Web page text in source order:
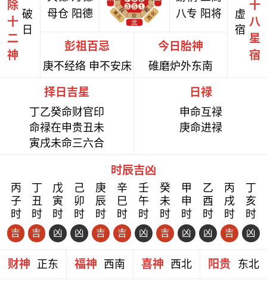
除
十
二
神
破
日
母仓 阳德
八专 阳将
彭祖百忌
庚不经络 申不安床
今日胎神
碓磨炉外东南
虚
宿
十
八
星
宿
择日吉星
丁乙癸命财官印
命禄在申贵丑未
寅戌未命三六合
日禄
申命互禄
庚命进禄
时辰吉凶
丙
子
时
吉
丁
丑
时
吉
戊
寅
时
凶
己
卯
时
凶
庚
辰
时
吉
辛
巳
时
吉
壬
午
时
凶
癸
未
时
吉
甲
申
时
凶
乙
酉
时
凶
丙
戌
时
吉
丁
亥
时
凶
财神 正东 福神 西南 喜神 西北 阳贵 东北